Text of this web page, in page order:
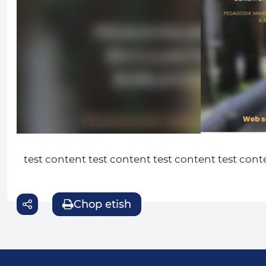
test content test content test content test
Chop etish